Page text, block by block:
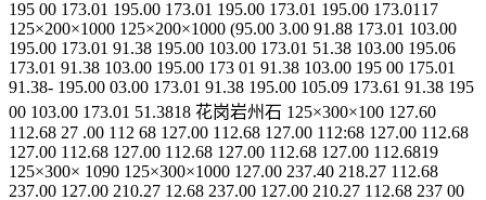
195 00 173.01 195.00 173.01 195.00 173.01 195.00 173.0117
125×200×1000 125×200×1000 (95.00 3.00 91.88 173.01 103.00
195.00 173.01 91.38 195.00 103.00 173.01 51.38 103.00 195.06
173.01 91.38 103.00 195.00 173 01 91.38 103.00 195 00 175.01
91.38- 195.00 03.00 173.01 91.38 195.00 105.09 173.61 91.38 195
00 103.00 173.01 51.3818 花岗岩州石 125×300×100 127.60
112.68 27 .00 112 68 127.00 112.68 127.00 112:68 127.00 112.68
127.00 112.68 127.00 112.68 127.00 112.68 127.00 112.6819
125×300× 1090 125×300×1000 127.00 237.40 218.27 112.68
237.00 127.00 210.27 12.68 237.00 127.00 210.27 112.68 237 00